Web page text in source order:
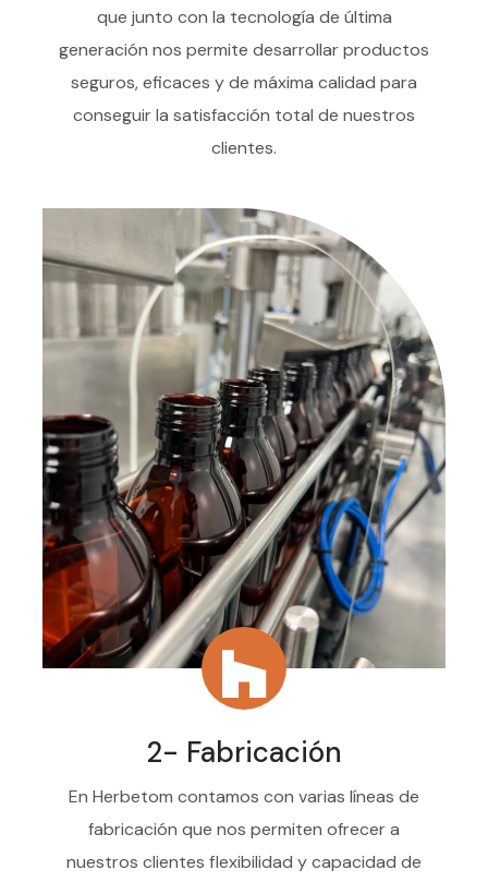
que junto con la tecnología de última
generación nos permite desarrollar productos
seguros, eficaces y de máxima calidad para
conseguir la satisfacción total de nuestros
clientes.
2- Fabricación
En Herbetom contamos con varias líneas de
fabricación que nos permiten ofrecer a
nuestros clientes flexibilidad y capacidad de